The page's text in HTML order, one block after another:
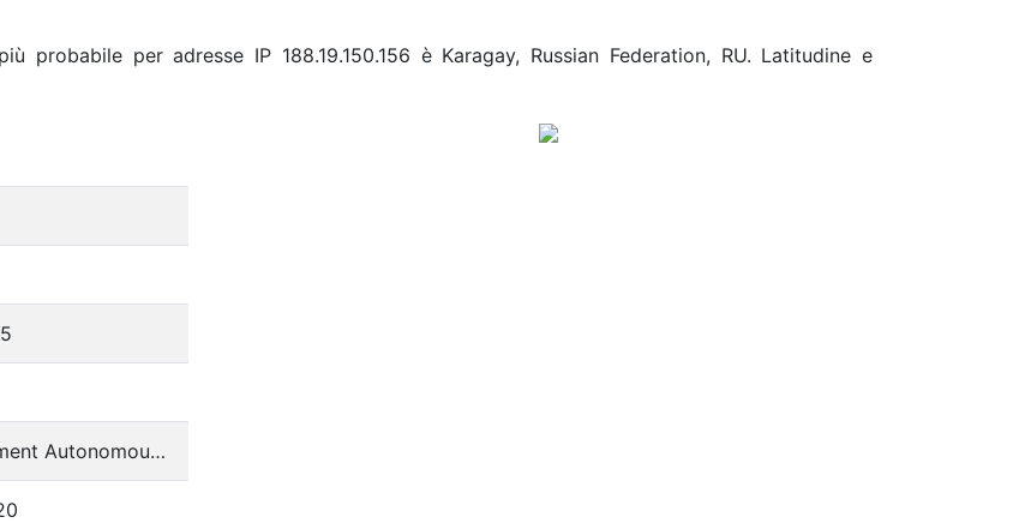
probabile per adresse IP 188.19.150.156 è Karagay, Russian Federation, RU. Latitudine e
Perm department Autonomous System